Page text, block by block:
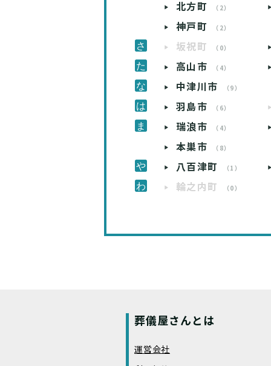
北方町 （2）
神戸町 （2）
坂祝町 （0）
高山市 （4）
中津川市 （9）
羽島市 （6）
瑞浪市 （4）
本巣市 （8）
八百津町 （1）
輪之内町 （0）
葬儀屋さんとは
運営会社